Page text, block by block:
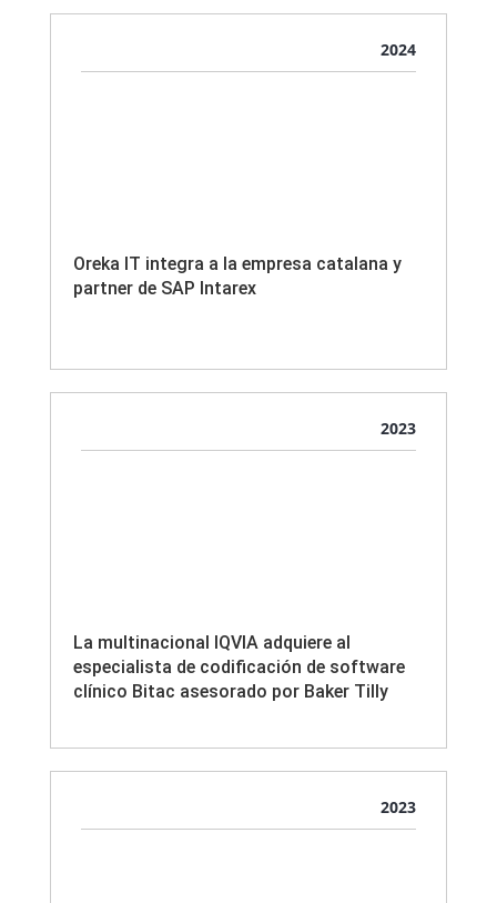
2024
Oreka IT integra a la empresa catalana y
partner de SAP Intarex
2023
La multinacional IQVIA adquiere al
especialista de codificación de software
clínico Bitac asesorado por Baker Tilly
2023